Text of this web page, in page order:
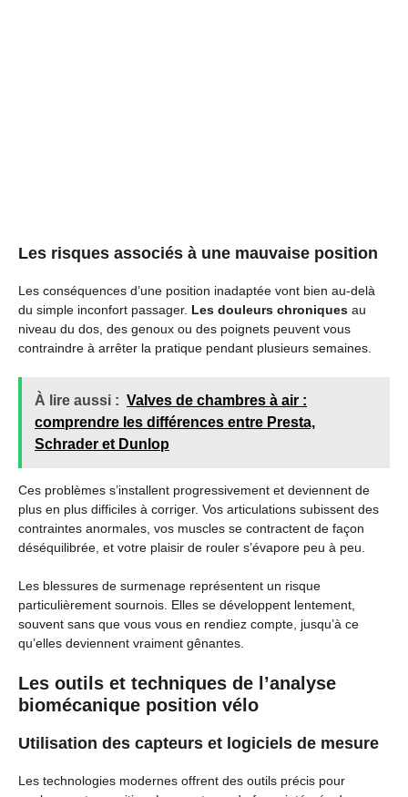
Les risques associés à une mauvaise position
Les conséquences d’une position inadaptée vont bien au-delà
du simple inconfort passager. Les douleurs chroniques au
niveau du dos, des genoux ou des poignets peuvent vous
contraindre à arrêter la pratique pendant plusieurs semaines.
À lire aussi : Valves de chambres à air :
comprendre les différences entre Presta,
Schrader et Dunlop
Ces problèmes s’installent progressivement et deviennent de
plus en plus difficiles à corriger. Vos articulations subissent des
contraintes anormales, vos muscles se contractent de façon
déséquilibrée, et votre plaisir de rouler s’évapore peu à peu.
Les blessures de surmenage représentent un risque
particulièrement sournois. Elles se développent lentement,
souvent sans que vous vous en rendiez compte, jusqu’à ce
qu’elles deviennent vraiment gênantes.
Les outils et techniques de l’analyse
biomécanique position vélo
Utilisation des capteurs et logiciels de mesure
Les technologies modernes offrent des outils précis pour